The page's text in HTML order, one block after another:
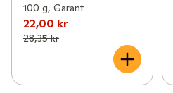
100 g, Garant
22,00 kr
28,35 kr